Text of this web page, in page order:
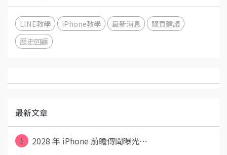
LINE教學 iPhone教學 最新消息
購買建議
歷史回顧
最新文章
1
2028 年 iPhone 前瞻傳聞曝光⋯